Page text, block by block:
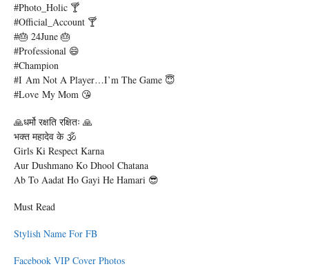
#Photo_Holic 🍸
#Official_Account 🍸
#🎂 24June 🎂
#Professional 😄
#Champion
#I Am Not A Player…I’m The Game 😇
#Love My Mom 😘
🙏धर्मो रक्षति रक्षितः 🙏
भक्त महादेव के 🕉️
Girls Ki Respect Karna
Aur Dushmano Ko Dhool Chatana
Ab To Aadat Ho Gayi He Hamari 😎
Must Read
Stylish Name For FB
Facebook VIP Cover Photos